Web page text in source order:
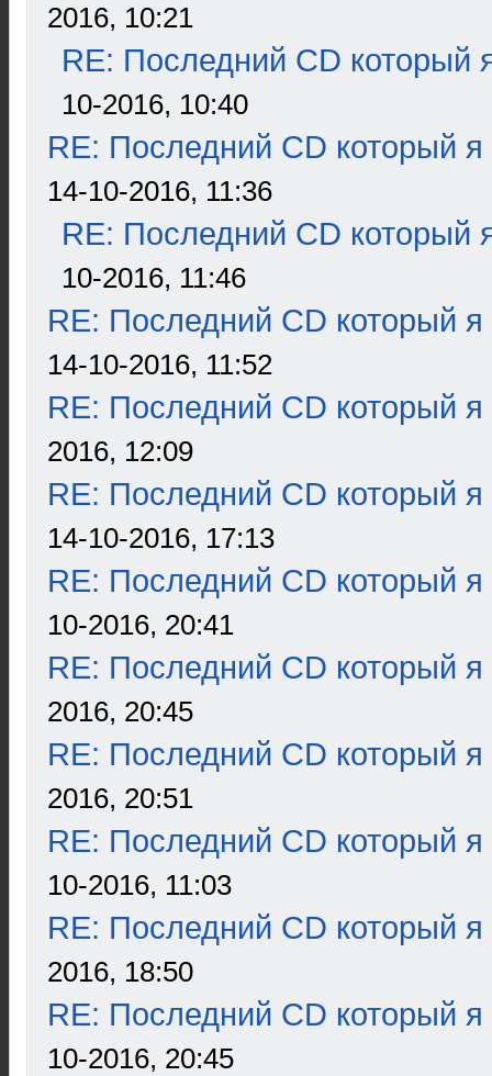
2016, 10:21
RE: Последний CD который
10-2016, 10:40
RE: Последний CD который я
14-10-2016, 11:36
RE: Последний CD который
10-2016, 11:46
RE: Последний CD который я
14-10-2016, 11:52
RE: Последний CD который я
2016, 12:09
RE: Последний CD который я
14-10-2016, 17:13
RE: Последний CD который я
10-2016, 20:41
RE: Последний CD который я
2016, 20:45
RE: Последний CD который я
2016, 20:51
RE: Последний CD который я
10-2016, 11:03
RE: Последний CD который я
2016, 18:50
RE: Последний CD который я
10-2016, 20:45